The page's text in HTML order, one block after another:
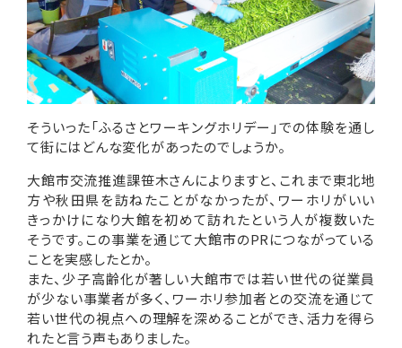
そういった「ふるさとワーキングホリデー」での体験を通し
て街にはどんな変化があったのでしょうか。
大館市交流推進課笹木さんによりますと、これまで東北地
方や秋田県を訪ねたことがなかったが、ワーホリがいい
きっかけになり大館を初めて訪れたという人が複数いた
そうです。この事業を通じて大館市のPRにつながっている
ことを実感したとか。
また、少子高齢化が著しい大館市では若い世代の従業員
が少ない事業者が多く、ワーホリ参加者との交流を通じて
若い世代の視点への理解を深めることができ、活力を得ら
れたと言う声もありました。